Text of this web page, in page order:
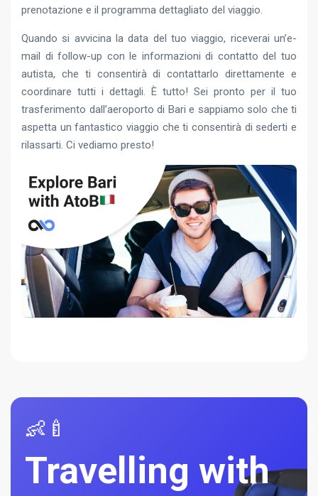
prenotazione e il programma dettagliato del viaggio.
Quando si avvicina la data del tuo viaggio, riceverai un’e-
mail di follow-up con le informazioni di contatto del tuo
autista, che ti consentirà di contattarlo direttamente e
coordinare tutti i dettagli. È tutto! Sei pronto per il tuo
trasferimento dall’aeroporto di Bari e sappiamo solo che ti
aspetta un fantastico viaggio che ti consentirà di sederti e
rilassarti. Ci vediamo presto!
👶🍼
Travelling with